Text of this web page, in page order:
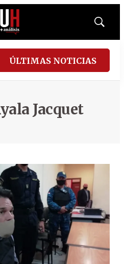
Mostrar
ÚLTIMAS NOTICIAS
Jacquet